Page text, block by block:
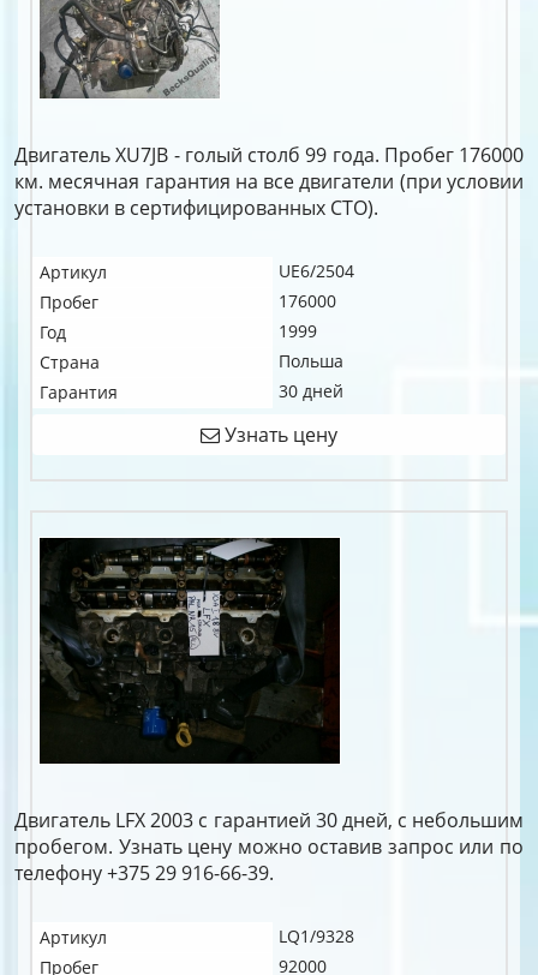
Двигатель XU7JB - голый столб 99 года. Пробег 176000
км. месячная гарантия на все двигатели (при условии
установки в сертифицированных СТО).
Артикул
UE6/2504
Пробег
176000
Год
1999
Страна
Польша
Гарантия
30 дней
Узнать цену
Двигатель LFX 2003 с гарантией 30 дней, с небольшим
пробегом. Узнать цену можно оставив запрос или по
телефону +375 29 916-66-39.
Артикул
LQ1/9328
Пробег
92000